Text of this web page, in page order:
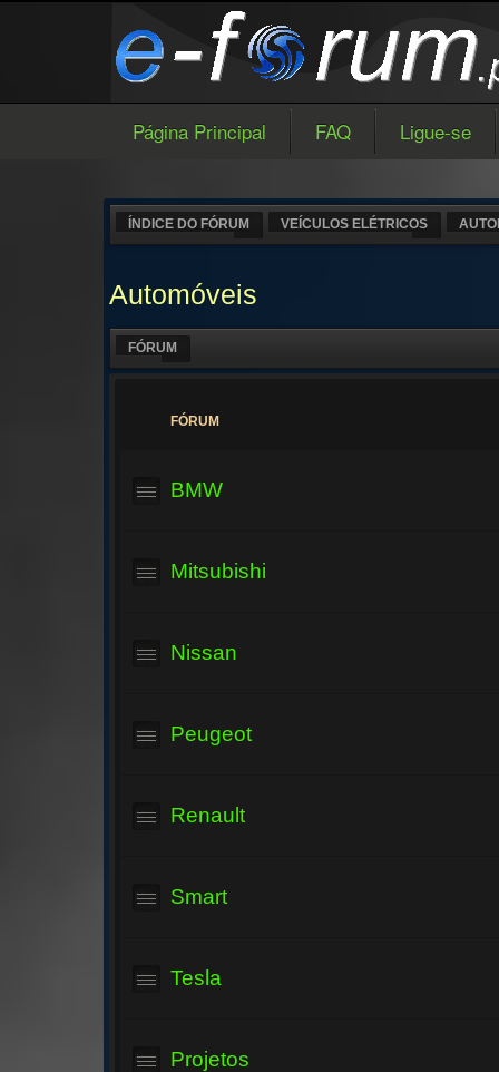
Página Principal FAQ Ligue-se
ÍNDICE DO FÓRUM VEÍCULOS ELÉTRICOS
Automóveis
FÓRUM
FÓRUM
BMW
Mitsubishi
Nissan
Peugeot
Renault
Smart
Tesla
Projetos